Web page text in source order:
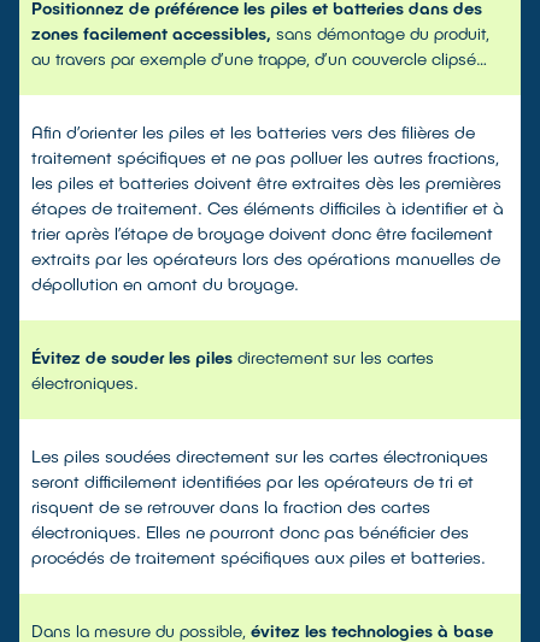
Positionnez de préférence les piles et batteries dans des
zones facilement accessibles, sans démontage du produit,
au travers par exemple d’une trappe, d’un couvercle clipsé…
Afin d’orienter les piles et les batteries vers des filières de
traitement spécifiques et ne pas polluer les autres fractions,
les piles et batteries doivent être extraites dès les premières
étapes de traitement. Ces éléments difficiles à identifier et à
trier après l’étape de broyage doivent donc être facilement
extraits par les opérateurs lors des opérations manuelles de
dépollution en amont du broyage.
Évitez de souder les piles directement sur les cartes
électroniques.
Les piles soudées directement sur les cartes électroniques
seront difficilement identifiées par les opérateurs de tri et
risquent de se retrouver dans la fraction des cartes
électroniques. Elles ne pourront donc pas bénéficier des
procédés de traitement spécifiques aux piles et batteries.
Dans la mesure du possible, évitez les technologies à base